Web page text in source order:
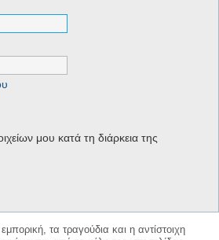
μου κατά τη διάρκεια της
τα τραγούδια και η αντίστοιχη